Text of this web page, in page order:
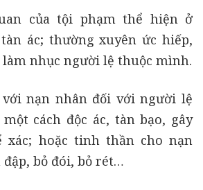
của tội phạm thể hiện ở
ác; thường xuyên ức hiếp,
làm nhục người lệ thuộc mình.
nạn nhân đối với người lệ
cách độc ác, tàn bạo, gây
xác; hoặc tinh thần cho nạn
bỏ đói, bỏ rét…